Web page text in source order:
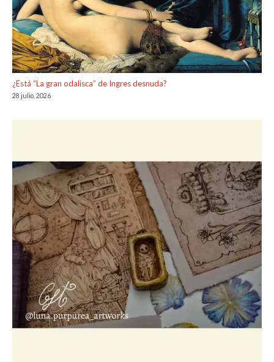
¿Está “La gran odalisca” de Ingres desnuda?
28 julio, 2026